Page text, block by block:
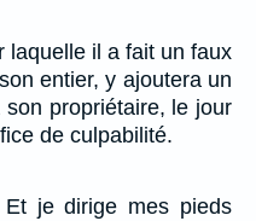
laquelle il a fait un faux
entier, y ajoutera un
propriétaire, le jour
de culpabilité.
je dirige mes pieds